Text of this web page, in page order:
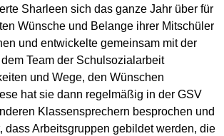
Sharleen sich das ganze Jahr über für
Wünsche und Belange ihrer Mitschüler
und entwickelte gemeinsam mit der
Team der Schulsozialarbeit
und Wege, den Wünschen
hat sie dann regelmäßig in der GSV
Klassensprechern besprochen und
dass Arbeitsgruppen gebildet werden, die